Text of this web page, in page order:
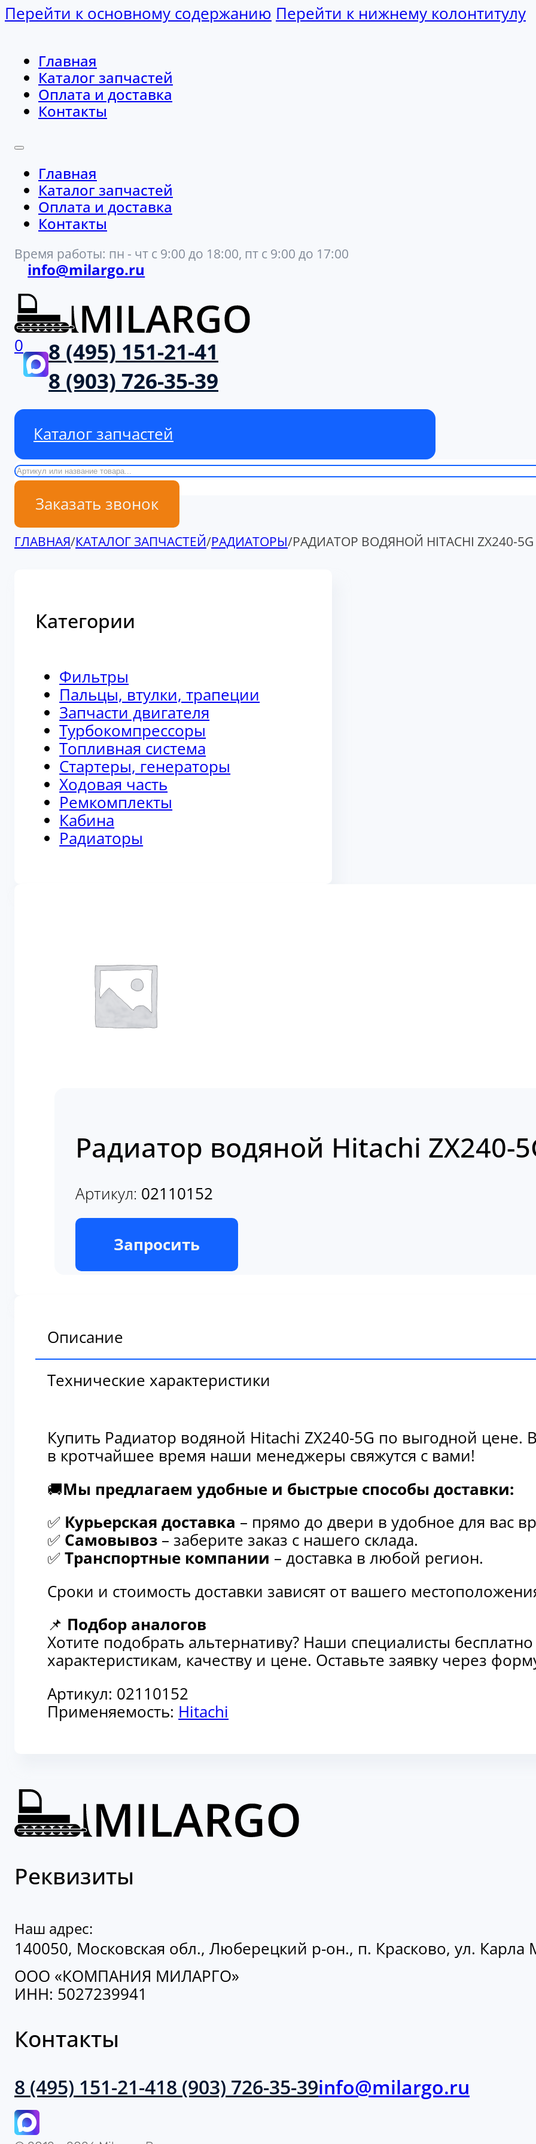
Перейти к основному содержанию Перейти к нижнему колонтитулу
Главная
Каталог запчастей
Оплата и доставка
Контакты
Главная
Каталог запчастей
Оплата и доставка
Контакты
Время работы: пн - чт с 9:00 до 18:00, пт с 9:00 до 17:00
info@milargo.ru
0
8 (495) 151-21-41
8 (903) 726-35-39
Каталог запчастей
Поиск
Заказать звонок
ГЛАВНАЯ/КАТАЛОГ ЗАПЧАСТЕЙ/РАДИАТОРЫ/РАДИАТОР ВОДЯНОЙ HITACHI ZX240-5G
Категории
Фильтры
Пальцы, втулки, трапеции
Запчасти двигателя
Турбокомпрессоры
Топливная система
Стартеры, генераторы
Ходовая часть
Ремкомплекты
Кабина
Радиаторы
Радиатор водяной Hitachi ZX240-
Артикул: 02110152
В наличии
Запросить
Описание
Технические характеристики
Купить Радиатор водяной Hitachi ZX240-5G по выгодной
в кротчайшее время наши менеджеры свяжутся с вами!
🚚Мы предлагаем удобные и быстрые способы доставки:
✅ Курьерская доставка – прямо до двери в удобное для вас
✅ Самовывоз – заберите заказ с нашего склада.
✅ Транспортные компании – доставка в любой регион.
Сроки и стоимость доставки зависят от вашего
📌 Подбор аналогов
Хотите подобрать альтернативу? Наши специалисты
характеристикам, качеству и цене. Оставьте заявку через
Артикул: 02110152
Применяемость: Hitachi
Реквизиты
Наш адрес:
140050, Московская обл., Люберецкий р-он., п. Красково, ул. Карла
ООО «КОМПАНИЯ МИЛАРГО»
ИНН: 5027239941
Контакты
8 (495) 151-21-418 (903) 726-35-39info@milargo.ru